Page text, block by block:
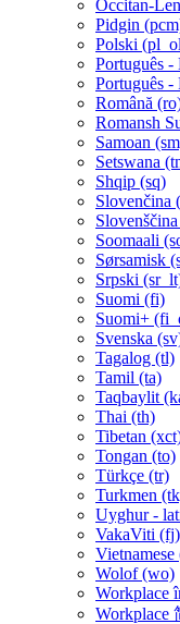
Occitan-
Pidgin
Polski
Português
Português -
Română
Romansh
Samoan
Setswana
Shqip ‎(sq)‎
Slovenčina
Soomaali
Sørsamisk
Srpski
Suomi ‎(fi)‎
Suomi+
Svenska
Tagalog ‎(tl)‎
Tamil ‎(ta)‎
Taqbaylit
Thai ‎(th)‎
Tibetan
Tongan ‎(to)‎
Türkçe ‎(tr)‎
Turkmen
Uyghur -
VakaViti ‎(fj)‎
Wolof ‎(wo)‎
Workplace
Workplace